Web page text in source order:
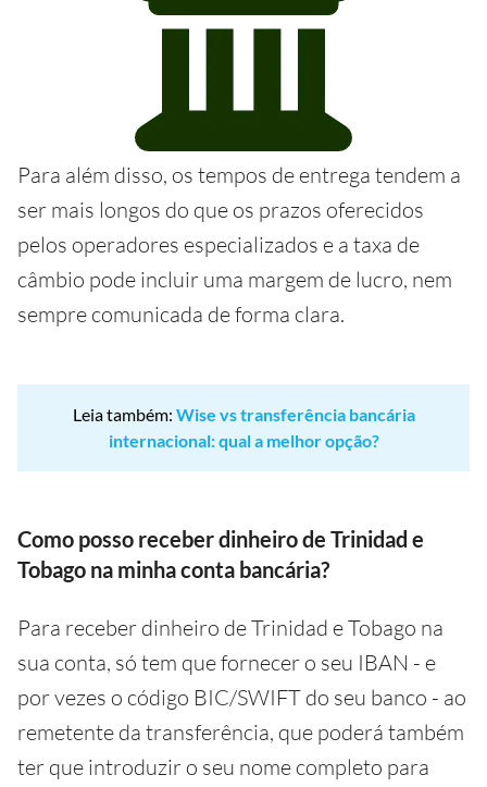
Para além disso, os tempos de entrega tendem a
ser mais longos do que os prazos oferecidos
pelos operadores especializados e a taxa de
câmbio pode incluir uma margem de lucro, nem
sempre comunicada de forma clara.
Leia também: Wise vs transferência bancária
internacional: qual a melhor opção?
Como posso receber dinheiro de Trinidad e
Tobago na minha conta bancária?
Para receber dinheiro de Trinidad e Tobago na
sua conta, só tem que fornecer o seu IBAN - e
por vezes o código BIC/SWIFT do seu banco - ao
remetente da transferência, que poderá também
ter que introduzir o seu nome completo para